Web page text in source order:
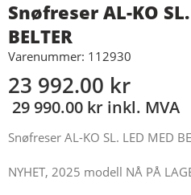
Snøfreser AL-KO SL.
BELTER
Varenummer: 112930
23 992.00 kr
29 990.00 kr inkl. MVA
Snøfreser AL-KO SL. LED MED
NYHET, 2025 modell NÅ PÅ